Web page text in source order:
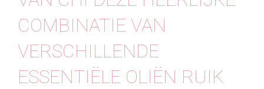
Webshop
COMBINATIE VAN
VERSCHILLENDE
ESSENTIËLE OLIËN RUIK